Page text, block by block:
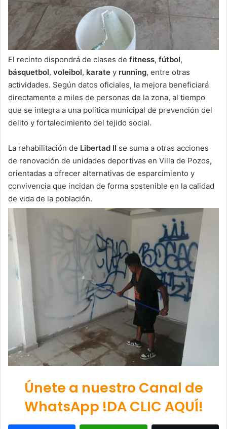
El recinto dispondrá de clases de fitness, fútbol,
básquetbol, voleibol, karate y running, entre otras
actividades. Según datos oficiales, la mejora beneficiará
directamente a miles de personas de la zona, al tiempo
que se integra a una política municipal de prevención del
delito y fortalecimiento del tejido social.
La rehabilitación de Libertad II se suma a otras acciones
de renovación de unidades deportivas en Villa de Pozos,
orientadas a ofrecer alternativas de esparcimiento y
convivencia que incidan de forma sostenible en la calidad
de vida de la población.
Únete a nuestro Canal de
WhatsApp !DA CLIC AQUÍ!